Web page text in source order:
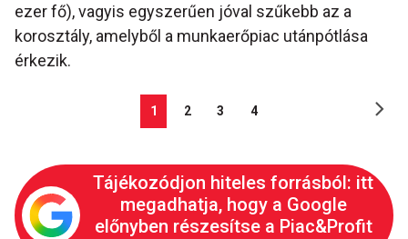
ezer fő), vagyis egyszerűen jóval szűkebb az a
korosztály, amelyből a munkaerőpiac utánpótlása
érkezik.
1 2 3 4
Tájékozódjon hiteles forrásból: itt
megadhatja, hogy a Google
előnyben részesítse a Piac&Profit